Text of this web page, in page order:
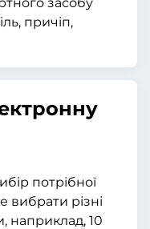
причіп,
потрібної
вибрати різні
наприклад, 10